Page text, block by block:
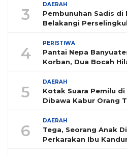
3
DAERAH
Pembunuhan Sadis
Belakangi
4
PERISTIWA
Pantai Nepa
Korban, Dua Bocah
5
DAERAH
Kotak Suara Pemilu
Dibawa Kabur Orang
6
DAERAH
Tega, Seorang Anak
Perkarakan Ibu